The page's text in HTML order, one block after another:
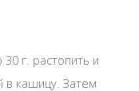
г. растопить и
в кашицу. Затем